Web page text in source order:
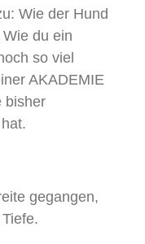
Wie der Hund
du ein
so viel
AKADEMIE
bisher
gegangen,